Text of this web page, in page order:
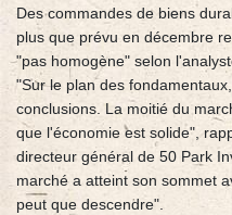
Des commandes de biens
plus que prévu en décembre
"pas homogène" selon
"Sur le plan des
conclusions. La moitié du
que l'économie est solide",
directeur général de 50 Park
marché a atteint son sommet
peut que descendre".